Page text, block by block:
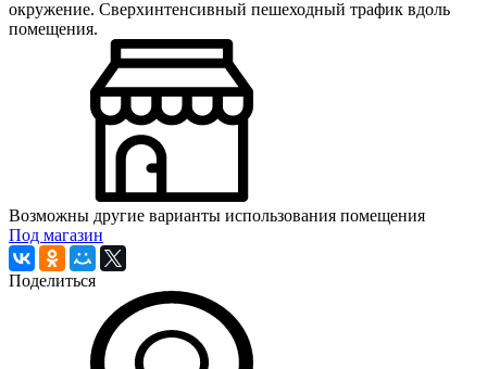
окружение. Сверхинтенсивный пешеходный трафик вдоль
помещения.
Возможны другие варианты использования помещения
Под магазин
Поделиться